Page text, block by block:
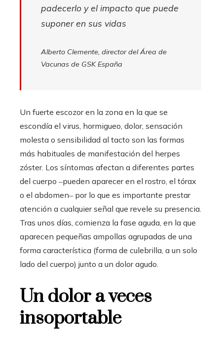
padecerlo y el impacto que puede
suponer en sus vidas
Alberto Clemente, director del Área de
Vacunas de GSK España
Un fuerte escozor en la zona en la que se
escondía el virus, hormigueo, dolor, sensación
molesta o sensibilidad al tacto son las formas
más habituales de manifestación del herpes
zóster. Los síntomas afectan a diferentes partes
del cuerpo ‒pueden aparecer en el rostro, el tórax
o el abdomen‒ por lo que es importante prestar
atención a cualquier señal que revele su presencia.
Tras unos días, comienza la fase aguda, en la que
aparecen pequeñas ampollas agrupadas de una
forma característica (forma de culebrilla, a un solo
lado del cuerpo) junto a un dolor agudo.
Un dolor a veces
insoportable